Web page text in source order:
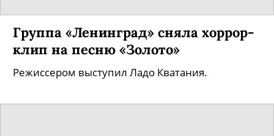
Группа «Ленинград» сняла хоррор-
клип на песню «Золото»
Режиссером выступил Ладо Кватания.